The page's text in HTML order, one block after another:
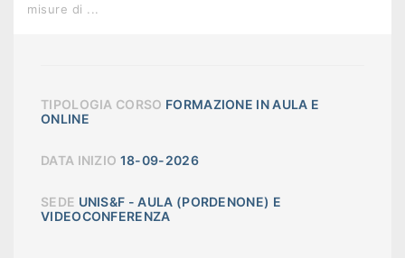
misure di ...
TIPOLOGIA CORSO FORMAZIONE IN AULA E
ONLINE
DATA INIZIO 18-09-2026
SEDE UNIS&F - AULA (PORDENONE) E
VIDEOCONFERENZA